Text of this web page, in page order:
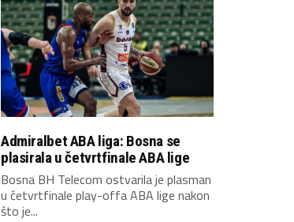
Admiralbet ABA liga: Bosna se
plasirala u četvrtfinale ABA lige
Bosna BH Telecom ostvarila je plasman
u četvrtfinale play-offa ABA lige nakon
što je...